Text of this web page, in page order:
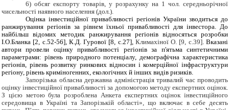
6) обсяг експорту товарів, у розрахунку на 1 чол. середньорічної
чисельності наявного населення (дол.).
Оцінка інвестиційної привабливості регіонів України зводиться до
ранжирування регіонів за рівнем їхньої привабливості для інвестора. До
найбільш відомих методик ранжирування регіонів відносяться розробки
І.О.Бланка [2, с.52-56], К.Д. Гурової [8, с.27], Климахіної О. [9, с.39]. Вказані
автори провели оцінку привабливості регіонів за п'ятьма синтетичними
параметрами: рівень природного потенціалу, демографічна характеристика
регіонів, рівень розвитку ринкових відносин і комерційної інфраструктури
регіону, рівень криміногенних, екологічних й інших видів ризиків.
Запорізька обласна державна адміністрація тривалий час проводить
оцінку інвестиційної привабливості за допомогою методу експертних оцінок.
З цією метою була розроблена Анкета експертних оцінок інвестиційного
середовища в Україні та Запорізькій області», що включає в себе десять